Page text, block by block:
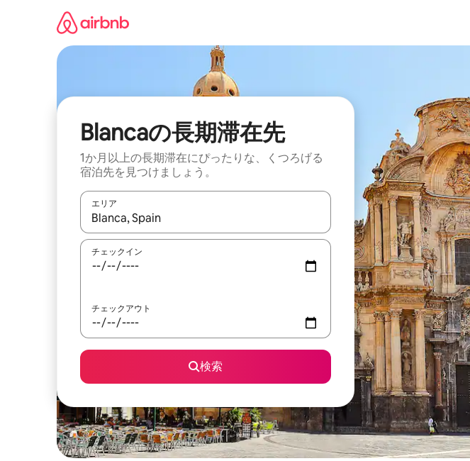
Blancaの長期滞在先
1か月以上の長期滞在にぴったりな、くつろげる
宿泊先を見つけましょう。
エリア
検索結果が表示されたら、上下の矢印キーを使って移動するか、画面をタッチまた
チェックイン
チェックアウト
検索